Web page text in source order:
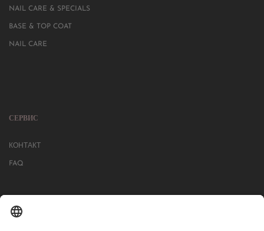
NAIL CARE & SPECIALS
BASE & TOP COAT
NAIL CARE
СЕРВИС
КОНТАКТ
FAQ